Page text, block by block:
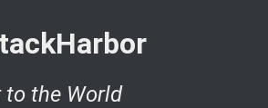
to the World